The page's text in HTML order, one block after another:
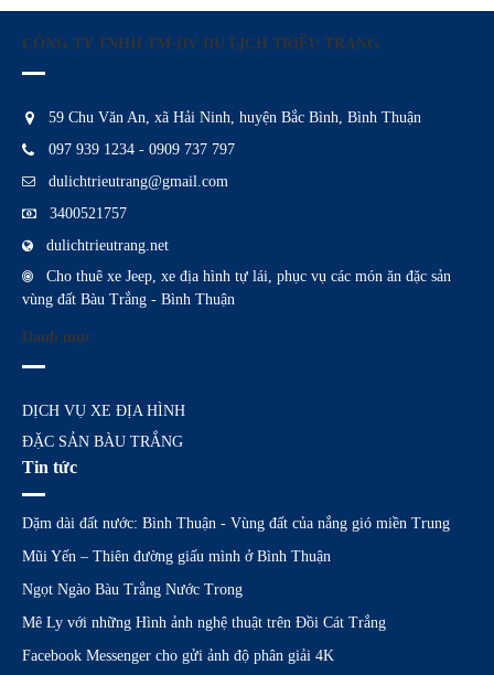
CÔNG TY TNHH TM-DV DU LỊCH TRIỀU TRANG
59 Chu Văn An, xã Hải Ninh, huyện Bắc Bình, Bình Thuận
097 939 1234 - 0909 737 797
dulichtrieutrang@gmail.com
3400521757
dulichtrieutrang.net
Cho thuê xe Jeep, xe địa hình tự lái, phục vụ các món ăn đặc sản
vùng đất Bàu Trắng - Bình Thuận
Danh mục
DỊCH VỤ XE ĐỊA HÌNH
ĐẶC SẢN BÀU TRẮNG
Tin tức
Dặm dài đất nước: Bình Thuận - Vùng đất của nắng gió miền Trung
Mũi Yến – Thiên đường giấu mình ở Bình Thuận
Ngọt Ngào Bàu Trắng Nước Trong
Mê Ly với những Hình ảnh nghệ thuật trên Đồi Cát Trắng
Facebook Messenger cho gửi ảnh độ phân giải 4K